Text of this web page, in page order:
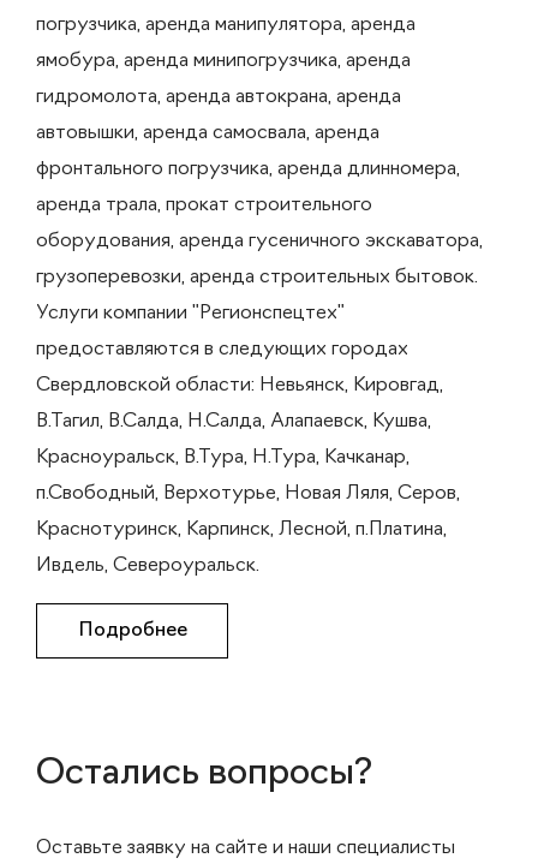
погрузчика, аренда манипулятора, аренда
ямобура, аренда минипогрузчика, аренда
гидромолота, аренда автокрана, аренда
автовышки, аренда самосвала, аренда
фронтального погрузчика, аренда длинномера,
аренда трала, прокат строительного
оборудования, аренда гусеничного экскаватора,
грузоперевозки, аренда строительных бытовок.
Услуги компании "Регионспецтех"
предоставляются в следующих городах
Свердловской области: Невьянск, Кировгад,
В.Тагил, В.Салда, Н.Салда, Алапаевск, Кушва,
Красноуральск, В.Тура, Н.Тура, Качканар,
п.Свободный, Верхотурье, Новая Ляля, Серов,
Краснотуринск, Карпинск, Лесной, п.Платина,
Ивдель, Североуральск.
Подробнее
Остались вопросы?
Оставьте заявку на сайте и наши специалисты